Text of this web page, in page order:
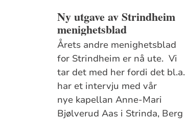
Ny utgave av Strindheim
menighetsblad
Årets andre menighetsblad
for Strindheim er nå ute. Vi
tar det med her fordi det bl.a.
har et intervju med vår
nye kapellan Anne-Mari
Bjølverud Aas i Strinda, Berg